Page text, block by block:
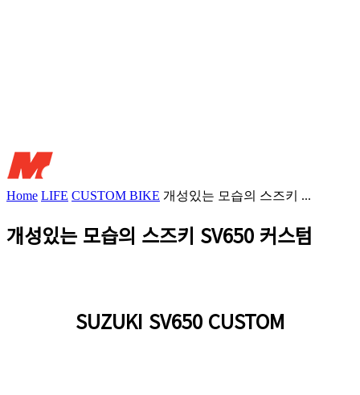
Home LIFE CUSTOM BIKE 개성있는 모습의 스즈키 ...
개성있는 모습의 스즈키 SV650 커스텀
SUZUKI SV650 CUSTOM